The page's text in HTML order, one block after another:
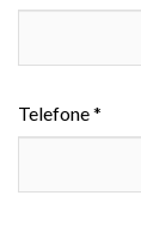
Telefone *